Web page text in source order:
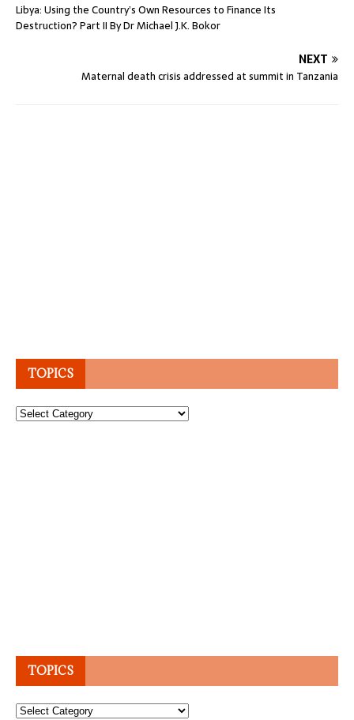
Libya: Using the Country’s Own Resources to Finance Its
Destruction? Part II By Dr Michael J.K. Bokor
NEXT
Maternal death crisis addressed at summit in Tanzania
TOPICS
Topics
TOPICS
Topics